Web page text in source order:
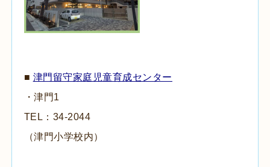
■ 津門留守家庭児童育成センター
・津門1
TEL： 34-2044
（津門小学校内）